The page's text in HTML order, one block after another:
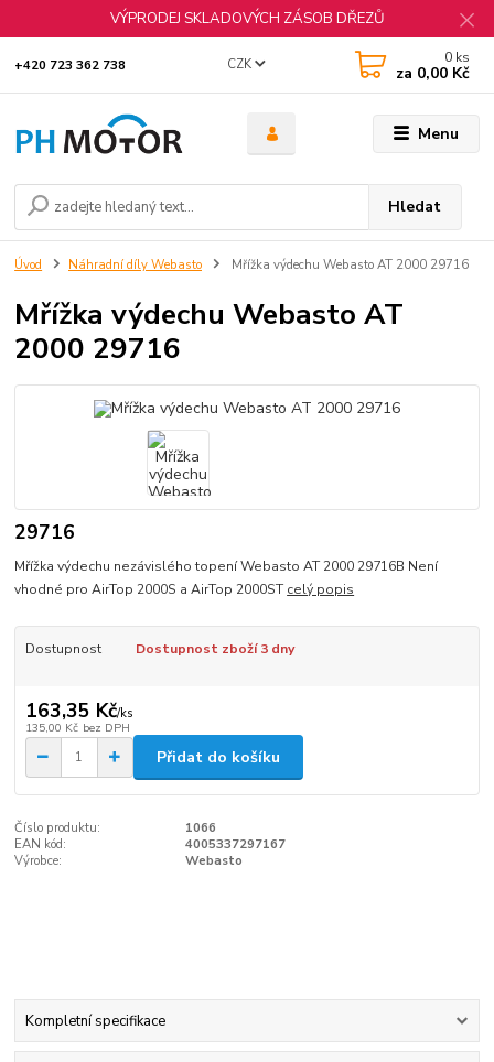
VÝPRODEJ SKLADOVÝCH ZÁSOB DŘEZŮ
Menu
CZK
Hledat
+420 723 362 738 0 ks
za 0,00 Kč
Úvod Náhradní díly Webasto Mřížka výdechu Webasto AT 2000 29716
Mřížka výdechu Webasto AT
2000 29716
29716
Mřížka výdechu nezávislého topení Webasto AT 2000 29716B Není
vhodné pro AirTop 2000S a AirTop 2000ST celý popis
Dostupnost Dostupnost zboží 3 dny
163,35 Kč/ks
135,00 Kč bez DPH
Přidat do košíku
Číslo produktu:
1066
EAN kód:
4005337297167
Výrobce:
Webasto
Kompletní specifikace